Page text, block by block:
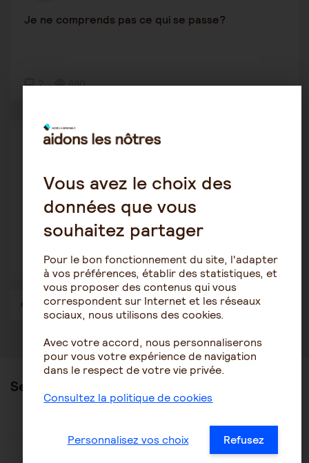
Je ne comprends pas ce qui se passe?
2 880
Cancer phase terminale, fin de vie à l'hopital
8837
1 … 14 15 16 17 18 19 20 … 36
Ses articles
Category:
Les pathologies du vieillissement Autres pathologies
Vous avez le choix des
données que vous
souhaitez partager
Pour le bon fonctionnement du site, l'adapter
à vos préférences, établir des statistiques, et
vous proposer des contenus qui vous
correspondent sur Internet et les réseaux
sociaux, nous utilisons des cookies.
Avec votre accord, nous personnaliserons
pour vous votre expérience de navigation
dans le respect de votre vie privée.
Consultez la politique de cookies
Personnalisez vos choix Refusez